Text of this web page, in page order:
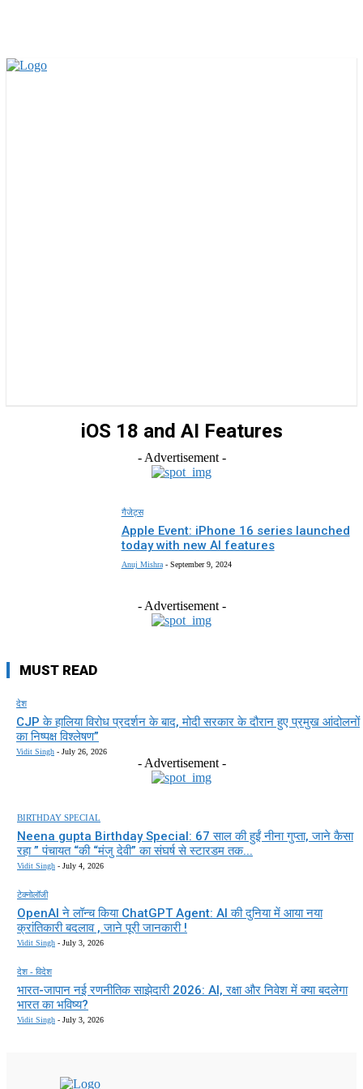
iOS 18 and AI Features
- Advertisement -
गैजेट्स
Apple Event: iPhone 16 series launched
today with new AI features
Anuj Mishra - September 9, 2024
- Advertisement -
MUST READ
देश
CJP के हालिया विरोध प्रदर्शन के बाद, मोदी सरकार के दौरान हुए प्रमुख आंदोलनों
का निष्पक्ष विश्लेषण”
Vidit Singh - July 26, 2026
- Advertisement -
BIRTHDAY SPECIAL
Neena gupta Birthday Special: 67 साल की हुईं नीना गुप्ता, जाने कैसा
रहा ” पंचायत “की “मंजु देवी” का संघर्ष से स्टारडम तक...
Vidit Singh - July 4, 2026
टेक्नोलॉजी
OpenAI ने लॉन्च किया ChatGPT Agent: AI की दुनिया में आया नया
क्रांतिकारी बदलाव , जाने पूरी जानकारी !
Vidit Singh - July 3, 2026
देश - विदेश
भारत-जापान नई रणनीतिक साझेदारी 2026: AI, रक्षा और निवेश में क्या बदलेगा
भारत का भविष्य?
Vidit Singh - July 3, 2026